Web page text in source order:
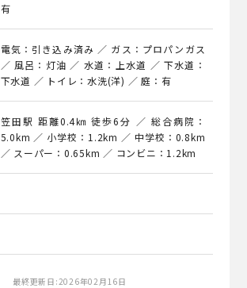
有
電気：引き込み済み ／ ガス：プロパンガス
／ 風呂：灯油 ／ 水道：上水道 ／ 下水道：
下水道 ／ トイレ：水洗(洋) ／ 庭：有
笠田駅 距離0.4㎞ 徒歩6分 ／ 総合病院：
5.0km ／ 小学校：1.2km ／ 中学校：0.8km
／ スーパー：0.65km ／ コンビニ：1.2km
最終更新日:2026年02月16日